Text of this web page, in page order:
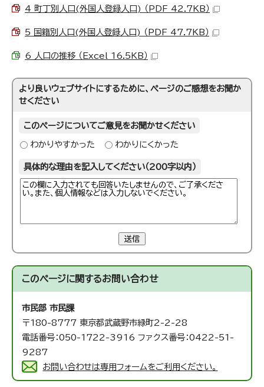
4 町丁別人口(外国人登録人口) （PDF 42.7KB）
5 国籍別人口(外国人登録人口) （PDF 47.7KB）
6 人口の推移 （Excel 16.5KB）
より良いウェブサイトにするために、ページのご感想をお聞か
せください
このページについてご意見をお聞かせください
わかりやすかった わかりにくかった
具体的な理由を記入してください（200字以内）
送信
このページに関するお問い合わせ
市民部 市民課
〒180-8777 東京都武蔵野市緑町2-2-28
電話番号：050-1722-3916 ファクス番号：0422-51-
9287
お問い合わせは専用フォームをご利用ください。